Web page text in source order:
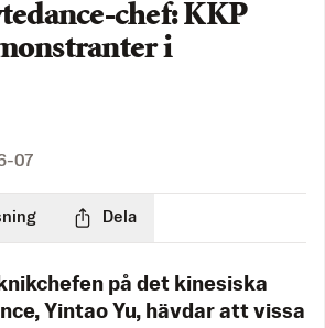
chef: KKP
i
07
Dela
på det kinesiska
Yintao Yu, hävdar att vissa